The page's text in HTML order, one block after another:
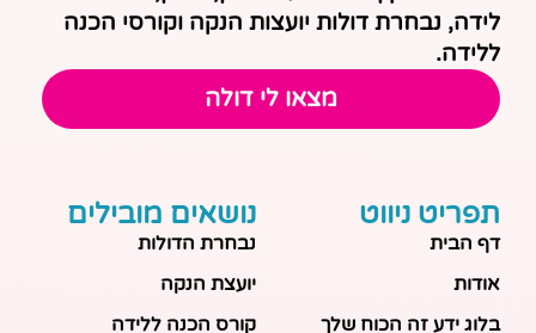
לידה, נבחרת דולות יועצות הנקה וקורסי הכנה
ללידה.
מצאו לי דולה
תפריט ניווט
דף הבית
אודות
בלוג ידע זה הכוח שלך
נושאים מובילים
נבחרת הדולות
יועצת הנקה
קורס הכנה ללידה